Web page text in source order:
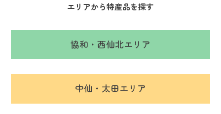
エリアから特産品を探す
協和・西仙北エリア
中仙・太田エリア